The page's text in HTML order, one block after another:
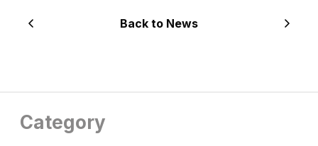
Back to News
Category